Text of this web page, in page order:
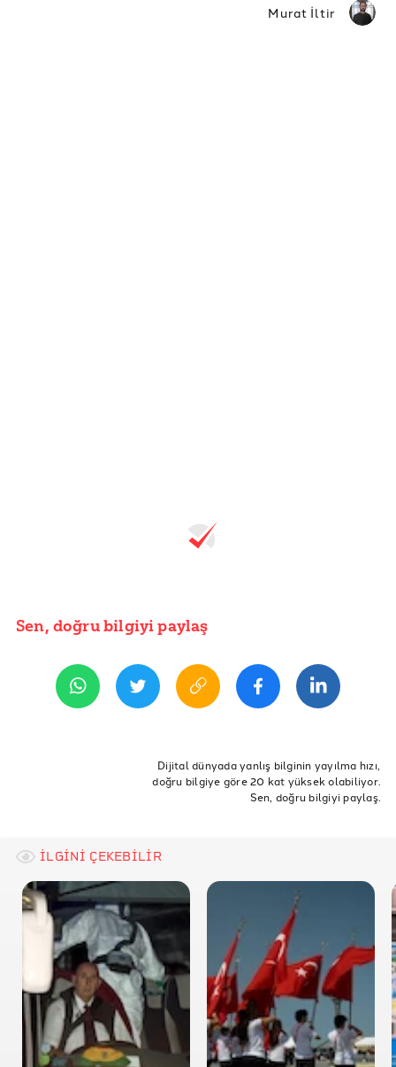
Murat İltir
Sen, doğru bilgiyi paylaş
Dijital dünyada yanlış bilginin yayılma hızı,
doğru bilgiye göre 20 kat yüksek olabiliyor.
Sen, doğru bilgiyi paylaş.
İLGİNİ ÇEKEBİLİR